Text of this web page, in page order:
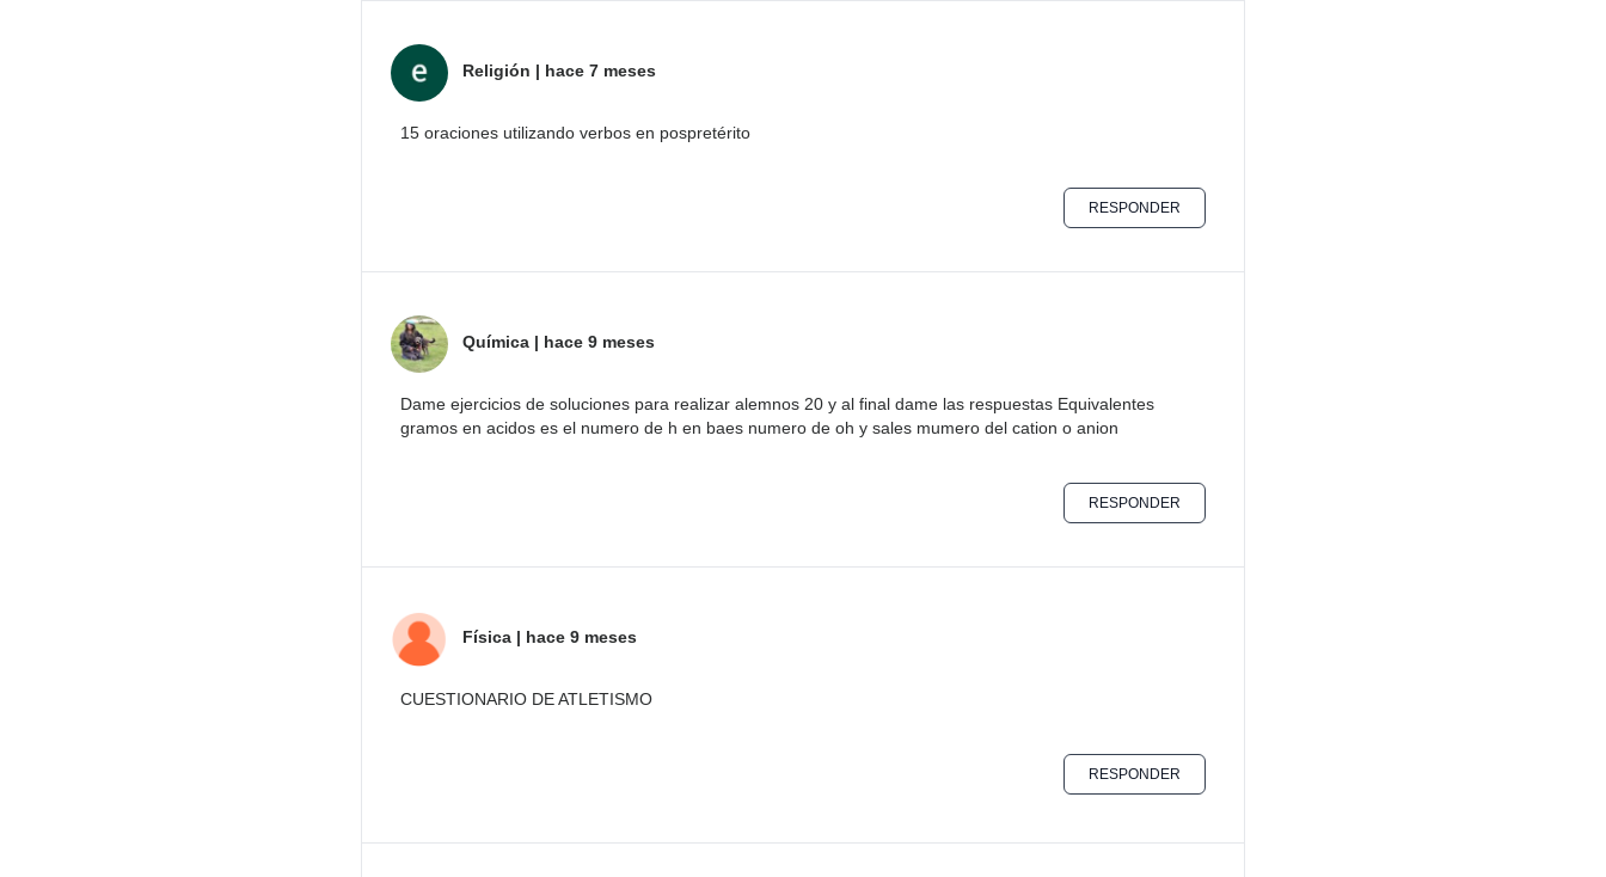
Religión | hace 7 meses
15 oraciones utilizando verbos en pospretérito
RESPONDER
Química | hace 9 meses
Dame ejercicios de soluciones para realizar alemnos 20 y al final dame las respuestas Equivalentes
gramos en acidos es el numero de h en baes numero de oh y sales mumero del cation o anion
RESPONDER
Física | hace 9 meses
CUESTIONARIO DE ATLETISMO
RESPONDER